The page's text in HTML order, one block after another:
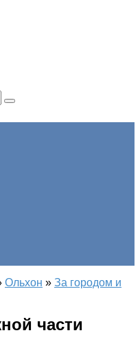
Ольхон » За городом и
части